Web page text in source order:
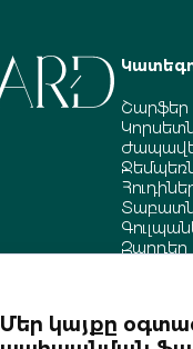
Շարֆեր
Զարդեր
Մեր կայքը